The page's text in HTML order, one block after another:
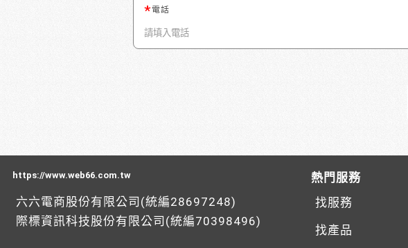
電話
https://www.web66.com.tw
六六電商股份有限公司(統編28697248)
際標資訊科技股份有限公司(統編70398496)
熱門服務
找服務
找產品